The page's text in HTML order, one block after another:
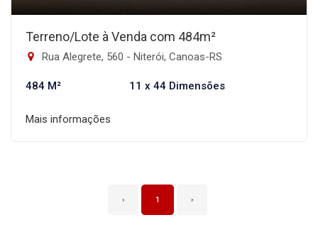
Terreno/Lote à Venda com 484m²
Rua Alegrete, 560 - Niterói, Canoas-RS
484 M² 11 x 44 Dimensões
Mais informações
‹ 1 ›